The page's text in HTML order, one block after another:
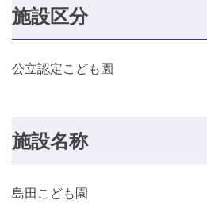
施設区分
公立認定こども園
施設名称
島田こども園